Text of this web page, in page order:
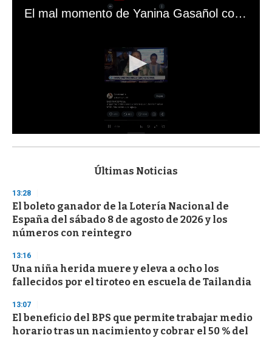
El mal momento de Yanina Gasañol con un hincha argentino en "Subrayado"
s
d
s
o
f
3
s
e
c
o
d
s
Últimas Noticias
13:28
El boleto ganador de la Lotería Nacional de
España del sábado 8 de agosto de 2026 y los
números con reintegro
13:16
Una niña herida muere y eleva a ocho los
fallecidos por el tiroteo en escuela de Tailandia
13:07
El beneficio del BPS que permite trabajar medio
horario tras un nacimiento y cobrar el 50 % del